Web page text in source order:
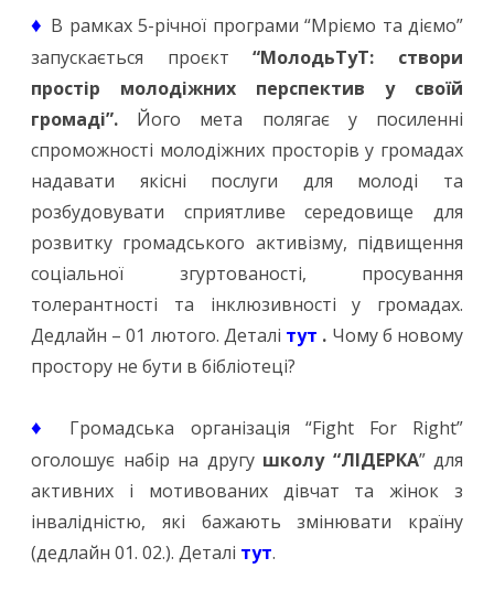
♦ В рамках 5-річної програми “Мріємо та діємо”
запускається проєкт“МолодьТуТ: створи
простір молодіжних перспектив у своїй
громаді”. Його мета полягає у посиленні
спроможності молодіжних просторів у громадах
надавати якісні послуги для молоді та
розбудовувати сприятливе середовище для
розвитку громадського активізму, підвищення
соціальної згуртованості, просування
толерантності та інклюзивності у громадах.
Дедлайн – 01 лютого. Деталі тут . Чому б новому
простору не бути в бібліотеці?
♦ Громадська організація “Fight For Right”
оголошує набір на другу школу “ЛІДEРКА” для
активних і мотивованих дівчат та жінок з
інвалідністю, які бажають змінювати країну
(дедлайн 01. 02.). Деталі тут.